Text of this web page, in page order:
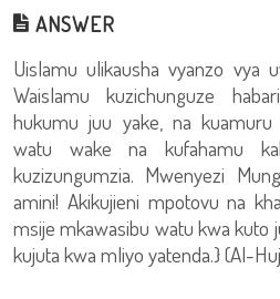
ANSWER
Uislamu ulikausha vyanzo vya
Waislamu kuzichunguze
hukumu juu yake, na
watu wake na kufahamu
kuzizungumzia. Mwenyezi
amini! Akikujieni mpotovu na
msije mkawasibu watu kwa kuto
kujuta kwa mliyo yatenda.} (Al-